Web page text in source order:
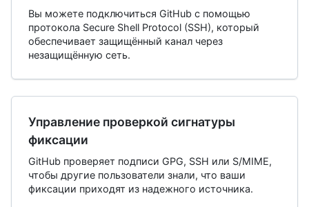
Вы можете подключиться GitHub с помощью
протокола Secure Shell Protocol (SSH), который
обеспечивает защищённый канал через
незащищённую сеть.
Управление проверкой сигнатуры
фиксации
GitHub проверяет подписи GPG, SSH или S/MIME,
чтобы другие пользователи знали, что ваши
фиксации приходят из надежного источника.